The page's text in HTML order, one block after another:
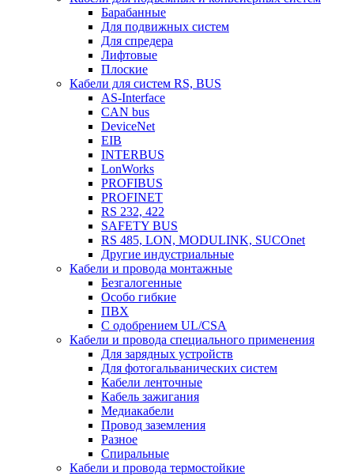
Барабанные
Для подвижных систем
Для спредера
Лифтовые
Плоские
Кабели для систем RS, BUS
AS-Interface
CAN bus
DeviceNet
EIB
INTERBUS
LonWorks
PROFIBUS
PROFINET
RS 232, 422
SAFETY BUS
RS 485, LON, MODULINK, SUCOnet
Другие индустриальные
Кабели и провода монтажные
Безгалогенные
Особо гибкие
ПВХ
С одобрением UL/CSA
Кабели и провода специального применения
Для зарядных устройств
Для фотогальванических систем
Кабели ленточные
Кабель зажигания
Медиакабели
Провод заземления
Разное
Спиральные
Кабели и провода термостойкие